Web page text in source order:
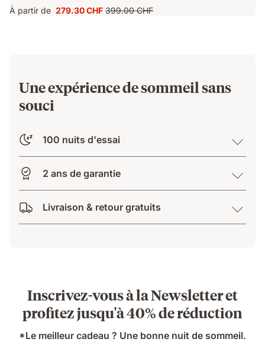
À partir de Prix
279.30 CHF Prix
399.00 CHF
Une expérience de sommeil sans
souci
100 nuits d'essai
2 ans de garantie
Livraison & retour gratuits
Inscrivez-vous à la Newsletter et
profitez jusqu'à 40% de réduction
*Le meilleur cadeau ? Une bonne nuit de sommeil.